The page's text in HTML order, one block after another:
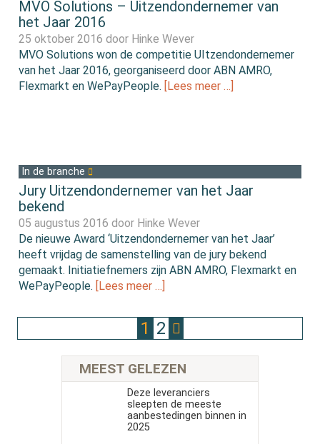
MVO Solutions – Uitzendondernemer van
het Jaar 2016
25 oktober 2016 door Hinke Wever
MVO Solutions won de competitie UItzendondernemer
van het Jaar 2016, georganiseerd door ABN AMRO,
Flexmarkt en WePayPeople. [Lees meer …]
In de branche
Jury Uitzendondernemer van het Jaar
bekend
05 augustus 2016 door Hinke Wever
De nieuwe Award ‘Uitzendondernemer van het Jaar’
heeft vrijdag de samenstelling van de jury bekend
gemaakt. Initiatiefnemers zijn ABN AMRO, Flexmarkt en
WePayPeople. [Lees meer …]
1 2
MEEST GELEZEN
Deze leveranciers
sleepten de meeste
aanbestedingen binnen in
2025